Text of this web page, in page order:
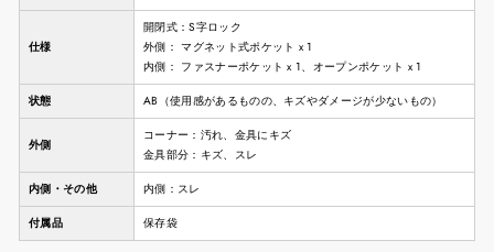
仕様
開閉式：S字ロック
外側： マグネット式ポケット x 1
内側： ファスナーポケット x 1、オープンポケット x 1
状態 AB（使用感があるものの、キズやダメージが少ないもの）
外側
コーナー：汚れ、金具にキズ
金具部分：キズ、スレ
内側・その他 内側：スレ
付属品 保存袋